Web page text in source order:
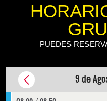
PUEDES